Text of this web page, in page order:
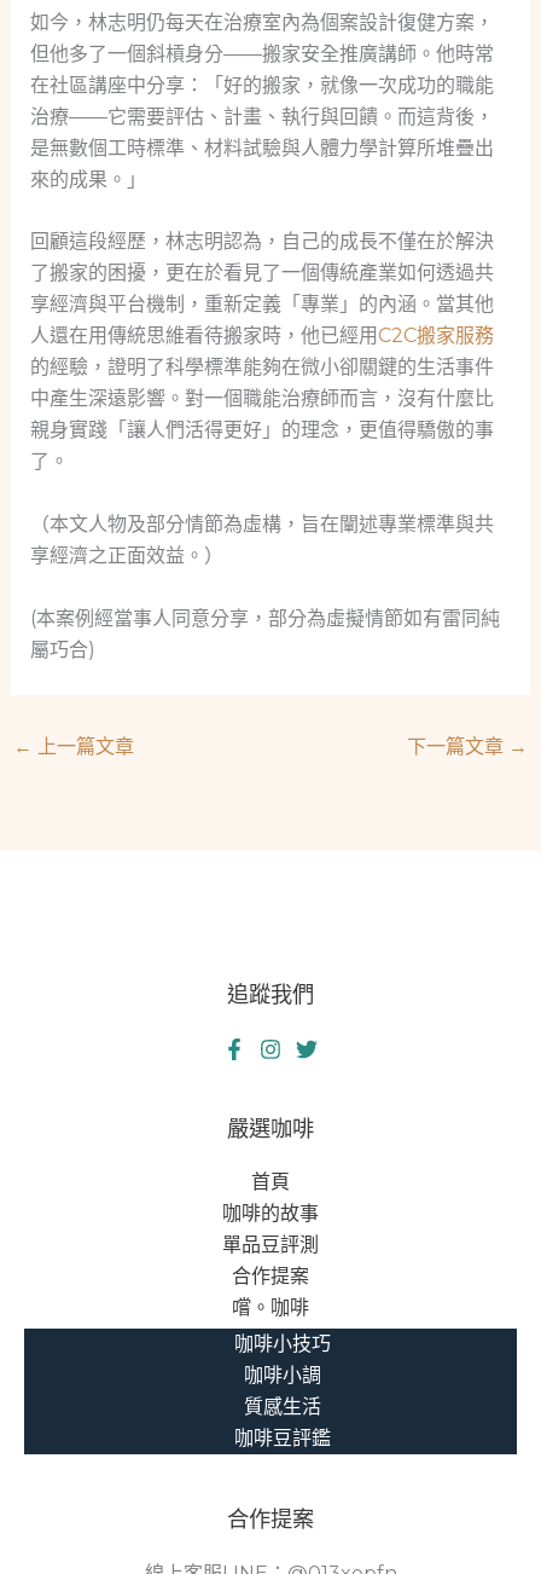
如今，林志明仍每天在治療室內為個案設計復健方案，
但他多了一個斜槓身分——搬家安全推廣講師。他時常
在社區講座中分享：「好的搬家，就像一次成功的職能
治療——它需要評估、計畫、執行與回饋。而這背後，
是無數個工時標準、材料試驗與人體力學計算所堆疊出
來的成果。」
回顧這段經歷，林志明認為，自己的成長不僅在於解決
了搬家的困擾，更在於看見了一個傳統產業如何透過共
享經濟與平台機制，重新定義「專業」的內涵。當其他
人還在用傳統思維看待搬家時，他已經用 C2C搬家服務
的經驗，證明了科學標準能夠在微小卻關鍵的生活事件
中產生深遠影響。對一個職能治療師而言，沒有什麼比
親身實踐「讓人們活得更好」的理念，更值得驕傲的事
了。
（本文人物及部分情節為虛構，旨在闡述專業標準與共
享經濟之正面效益。）
(本案例經當事人同意分享，部分為虛擬情節如有雷同純
屬巧合)
← 上一篇文章 下一篇文章 →
追蹤我們
嚴選咖啡
首頁
咖啡的故事
單品豆評測
合作提案
嚐。咖啡
咖啡小技巧
咖啡小調
質感生活
咖啡豆評鑑
合作提案